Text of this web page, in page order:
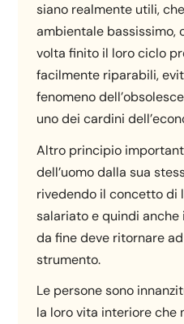
siano realmente utili,
ambientale bassissimo,
volta finito il loro ciclo
facilmente riparabili,
fenomeno
uno dei cardini
Altro principio
dell’uomo dalla sua
rivedendo il concetto di
salariato e quindi
da fine deve ritornare
strumento.
Le persone sono
la loro vita interiore che